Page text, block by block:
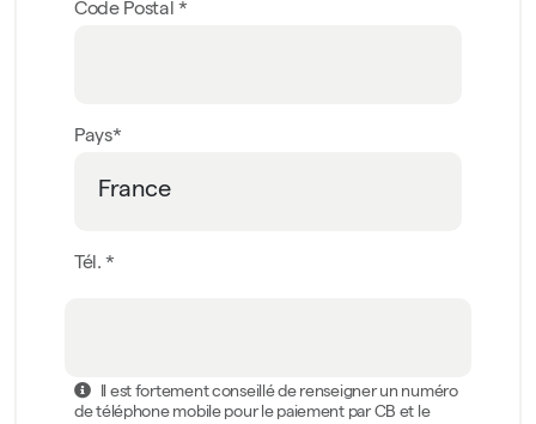
Code Postal *
Pays*
Tél. *
Il est fortement conseillé de renseigner un numéro
de téléphone mobile pour le paiement par CB et le